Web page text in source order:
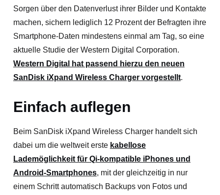
Sorgen über den Datenverlust ihrer Bilder und Kontakte
machen, sichern lediglich 12 Prozent der Befragten ihre
Smartphone-Daten mindestens einmal am Tag, so eine
aktuelle Studie der Western Digital Corporation.
Western Digital hat passend hierzu den neuen
SanDisk iXpand Wireless Charger vorgestellt.
Einfach auflegen
Beim SanDisk iXpand Wireless Charger handelt sich
dabei um die weltweit erste kabellose
Lademöglichkeit für Qi-kompatible iPhones und
Android-Smartphones, mit der gleichzeitig in nur
einem Schritt automatisch Backups von Fotos und